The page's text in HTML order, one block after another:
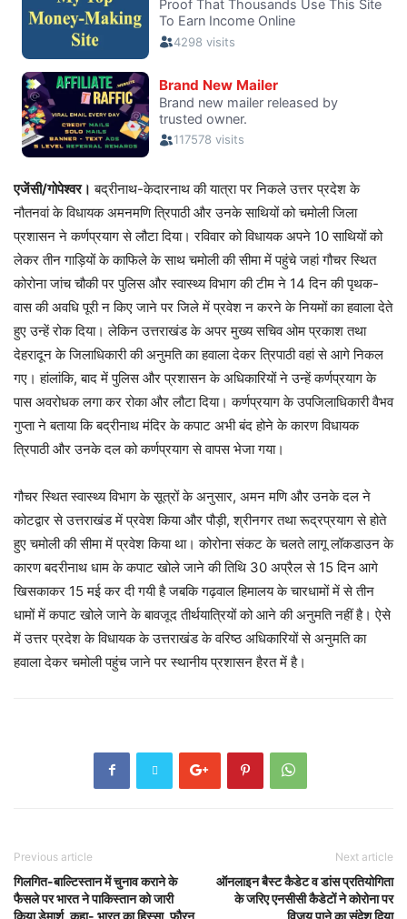
एजेंसी/गोपेश्वर। बद्रीनाथ-केदारनाथ की यात्रा पर निकले उत्तर प्रदेश के
नौतनवां के विधायक अमनमणि त्रिपाठी और उनके साथियों को चमोली जिला
प्रशासन ने कर्णप्रयाग से लौटा दिया। रविवार को विधायक अपने 10 साथियों को
लेकर तीन गाड़ियों के काफिले के साथ चमोली की सीमा में पहुंचे जहां गौचर स्थित
कोरोना जांच चौकी पर पुलिस और स्वास्थ्य विभाग की टीम ने 14 दिन की पृथक-
वास की अवधि पूरी न किए जाने पर जिले में प्रवेश न करने के नियमों का हवाला देते
हुए उन्हें रोक दिया। लेकिन उत्तराखंड के अपर मुख्य सचिव ओम प्रकाश तथा
देहरादून के जिलाधिकारी की अनुमति का हवाला देकर त्रिपाठी वहां से आगे निकल
गए। हांलांकि, बाद में पुलिस और प्रशासन के अधिकारियों ने उन्हें कर्णप्रयाग के
पास अवरोधक लगा कर रोका और लौटा दिया। कर्णप्रयाग के उपजिलाधिकारी वैभव
गुप्ता ने बताया कि बद्रीनाथ मंदिर के कपाट अभी बंद होने के कारण विधायक
त्रिपाठी और उनके दल को कर्णप्रयाग से वापस भेजा गया।
गौचर स्थित स्वास्थ्य विभाग के सूत्रों के अनुसार, अमन मणि और उनके दल ने
कोटद्वार से उत्तराखंड में प्रवेश किया और पौड़ी, श्रीनगर तथा रूद्रप्रयाग से होते
हुए चमोली की सीमा में प्रवेश किया था। कोरोना संकट के चलते लागू लॉकडाउन के
कारण बदरीनाथ धाम के कपाट खोले जाने की तिथि 30 अप्रैल से 15 दिन आगे
खिसकाकर 15 मई कर दी गयी है जबकि गढ़वाल हिमालय के चारधामों में से तीन
धामों में कपाट खोले जाने के बावजूद तीर्थयात्रियों को आने की अनुमति नहीं है। ऐसे
में उत्तर प्रदेश के विधायक के उत्तराखंड के वरिष्ठ अधिकारियों से अनुमति का
हवाला देकर चमोली पहुंच जाने पर स्थानीय प्रशासन हैरत में है।
Previous article
गिलगित-बाल्टिस्तान में चुनाव कराने के
फैसले पर भारत ने पाकिस्तान को जारी
किया डेमार्श, कहा- भारत का हिस्सा, फौरन
Next article
ऑनलाइन बैस्ट कैडेट व डांस प्रतियोगिता
के जरिए एनसीसी कैडेटों ने कोरोना पर
विजय पाने का संदेश दिया